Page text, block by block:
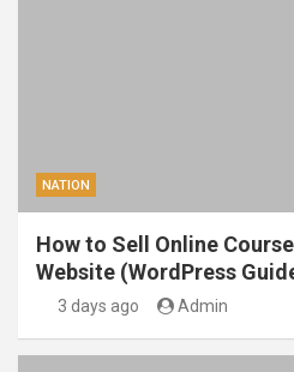
NATION
How to Sell Online
Website (WordPress
3 days ago Admin